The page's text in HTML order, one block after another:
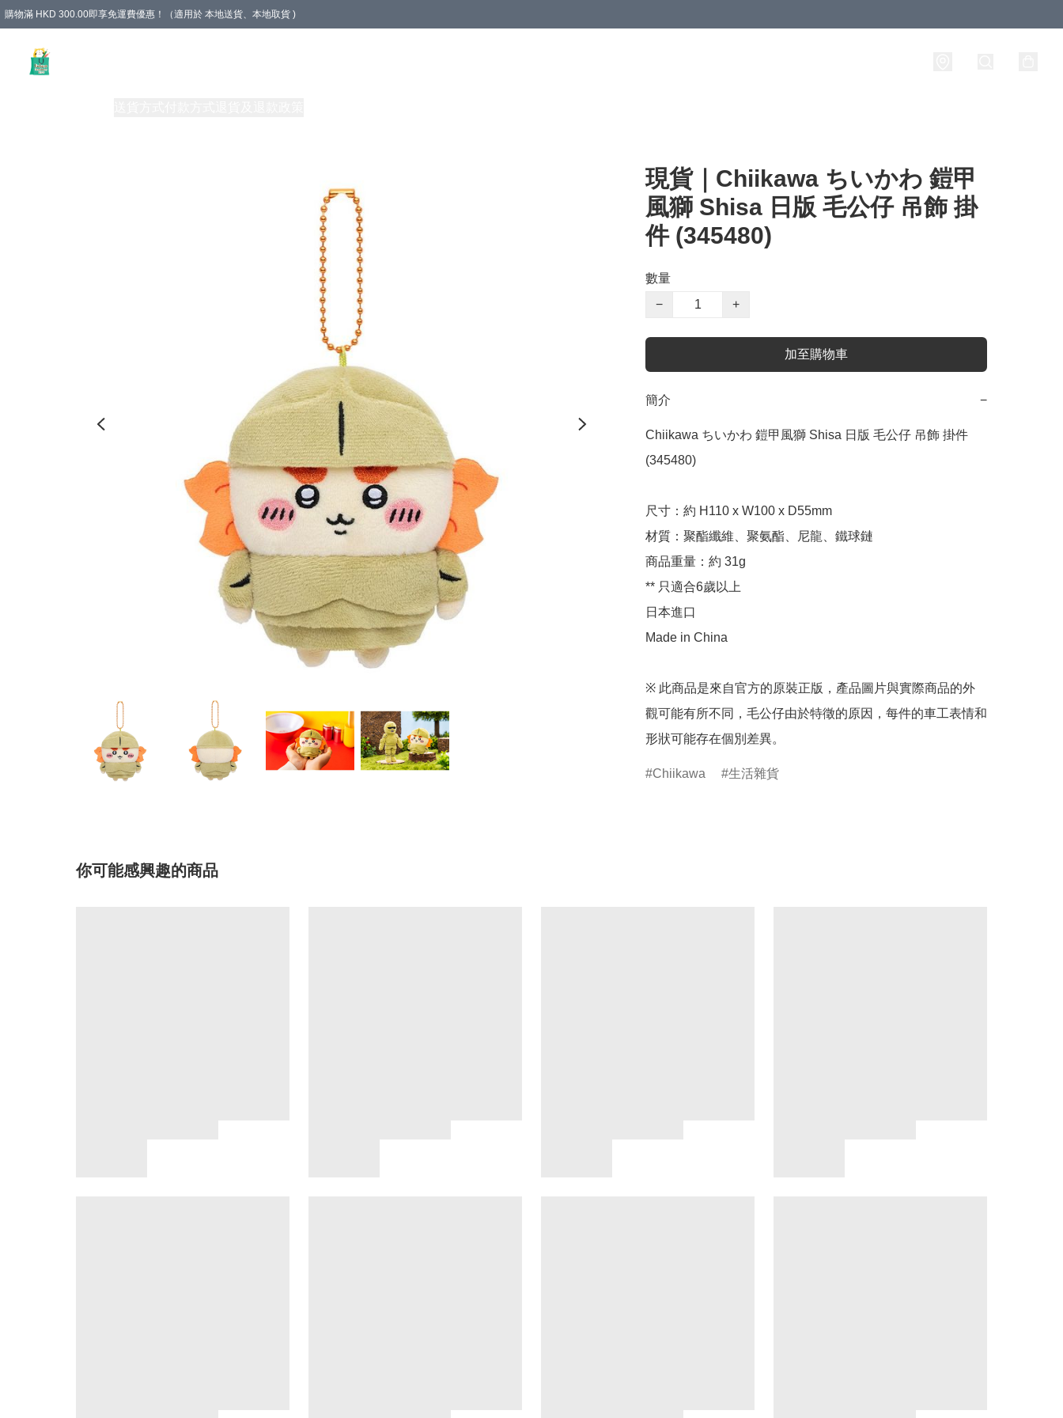
購物滿 HKD 300.00即享免運費優惠！（適用於 本地送貨、本地取貨 )
現貨｜Chiikawa ちいかわ 鎧甲
風獅 Shisa 日版 毛公仔 吊飾 掛
件 (345480)
數量
−
+
加至購物車
簡介 −
Chiikawa ちいかわ 鎧甲風獅 Shisa 日版 毛公仔 吊飾 掛件
(345480)
尺寸：約 H110 x W100 x D55mm
材質：聚酯纖維、聚氨酯、尼龍、鐵球鏈
商品重量：約 31g
** 只適合6歲以上
日本進口
Made in China
※ 此商品是來自官方的原裝正版，產品圖片與實際商品的外
觀可能有所不同，毛公仔由於特徵的原因，每件的車工表情和
形狀可能存在個別差異。
Chiikawa 生活雜貨
你可能感興趣的商品